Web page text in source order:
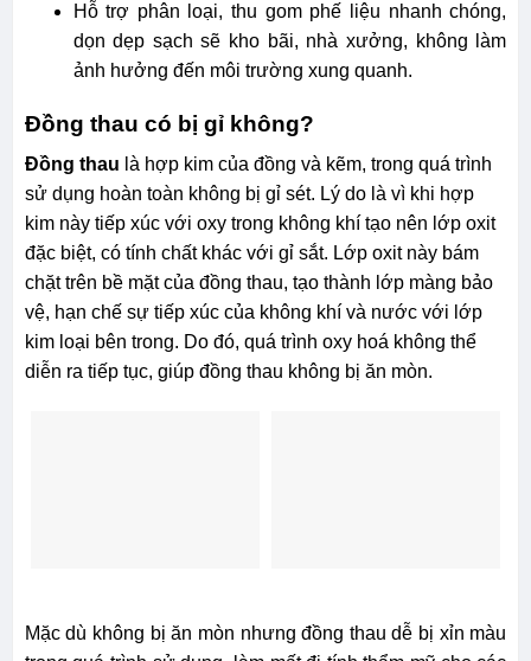
Hỗ trợ phân loại, thu gom phế liệu nhanh chóng,
dọn dẹp sạch sẽ kho bãi, nhà xưởng, không làm
ảnh hưởng đến môi trường xung quanh.
Đồng thau có bị gỉ không?
Đồng thau là hợp kim của đồng và kẽm, trong quá trình
sử dụng hoàn toàn không bị gỉ sét. Lý do là vì khi hợp
kim này tiếp xúc với oxy trong không khí tạo nên lớp oxit
đặc biệt, có tính chất khác với gỉ sắt. Lớp oxit này bám
chặt trên bề mặt của đồng thau, tạo thành lớp màng bảo
vệ, hạn chế sự tiếp xúc của không khí và nước với lớp
kim loại bên trong. Do đó, quá trình oxy hoá không thể
diễn ra tiếp tục, giúp đồng thau không bị ăn mòn.
Mặc dù không bị ăn mòn nhưng đồng thau dễ bị xỉn màu